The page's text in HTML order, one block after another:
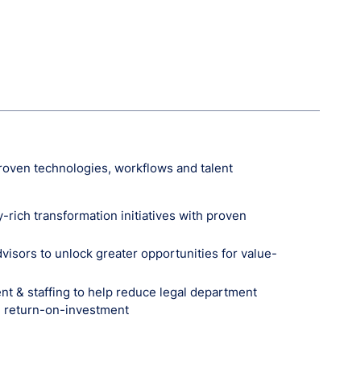
technologies, workflows and talent
rich transformation initiatives with proven
to unlock greater opportunities for value-
& staffing to help reduce legal department
return-on-investment